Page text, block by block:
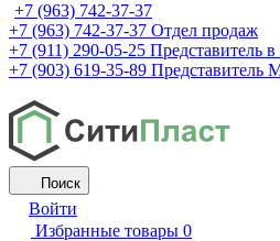
+7 (963) 742-37-37
+7 (963) 742-37-37 Отдел продаж
+7 (911) 290-05-25 Представитель
+7 (903) 619-35-89 Представитель
Поиск
Войти
Избранные товары 0